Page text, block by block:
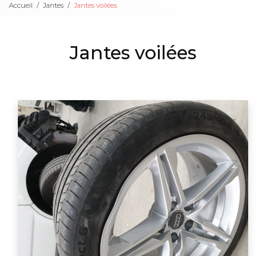
Accueil Jantes Jantes voilées
Jantes voilées